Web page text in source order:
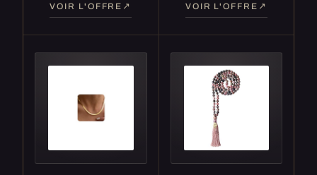
VOIR L'OFFRE VOIR L'OFFRE